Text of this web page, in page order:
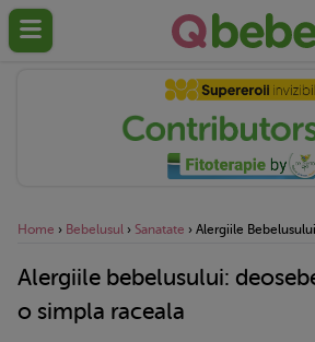
Home › Bebelusul › Sanatate › Alergiile
Alergiile bebelusului:
o simpla raceala